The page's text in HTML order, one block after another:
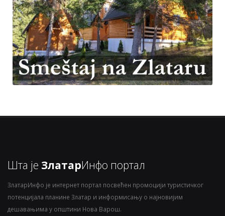
Шта је ЗлатарИнфо портал
ЗлатарИнфо је интернет портал посвећен промоцији туристичког
потенцијала планине Златар и информисању о најновијим
дешавањима у општини Нова Варош.